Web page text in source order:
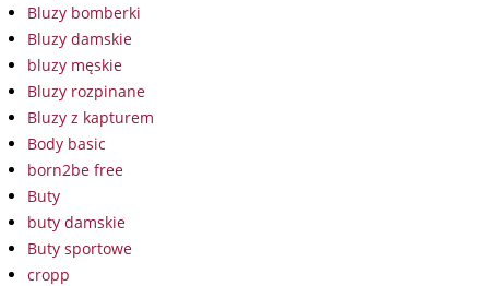
Bluzy bomberki
Bluzy damskie
bluzy męskie
Bluzy rozpinane
Bluzy z kapturem
Body basic
born2be free
Buty
buty damskie
Buty sportowe
cropp